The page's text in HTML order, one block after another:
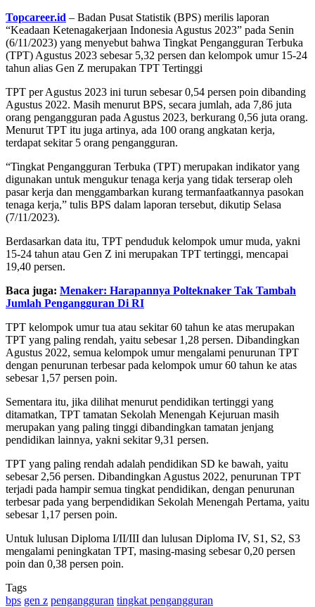
Topcareer.id – Badan Pusat Statistik (BPS) merilis laporan
“Keadaan Ketenagakerjaan Indonesia Agustus 2023” pada Senin
(6/11/2023) yang menyebut bahwa Tingkat Pengangguran Terbuka
(TPT) Agustus 2023 sebesar 5,32 persen dan kelompok umur 15-24
tahun alias Gen Z merupakan TPT Tertinggi
TPT per Agustus 2023 ini turun sebesar 0,54 persen poin dibanding
Agustus 2022. Masih menurut BPS, secara jumlah, ada 7,86 juta
orang pengangguran pada Agustus 2023, berkurang 0,56 juta orang.
Menurut TPT itu juga artinya, ada 100 orang angkatan kerja,
terdapat sekitar 5 orang pengangguran.
“Tingkat Pengangguran Terbuka (TPT) merupakan indikator yang
digunakan untuk mengukur tenaga kerja yang tidak terserap oleh
pasar kerja dan menggambarkan kurang termanfaatkannya pasokan
tenaga kerja,” tulis BPS dalam laporan tersebut, dikutip Selasa
(7/11/2023).
Berdasarkan data itu, TPT penduduk kelompok umur muda, yakni
15-24 tahun atau Gen Z ini merupakan TPT tertinggi, mencapai
19,40 persen.
Baca juga: Menaker: Harapannya Polteknaker Tak Tambah
Jumlah Pengangguran Di RI
TPT kelompok umur tua atau sekitar 60 tahun ke atas merupakan
TPT yang paling rendah, yaitu sebesar 1,28 persen. Dibandingkan
Agustus 2022, semua kelompok umur mengalami penurunan TPT
dengan penurunan terbesar pada kelompok umur 60 tahun ke atas
sebesar 1,57 persen poin.
Sementara itu, jika dilihat menurut pendidikan tertinggi yang
ditamatkan, TPT tamatan Sekolah Menengah Kejuruan masih
merupakan yang paling tinggi dibandingkan tamatan jenjang
pendidikan lainnya, yakni sekitar 9,31 persen.
TPT yang paling rendah adalah pendidikan SD ke bawah, yaitu
sebesar 2,56 persen. Dibandingkan Agustus 2022, penurunan TPT
terjadi pada hampir semua tingkat pendidikan, dengan penurunan
terbesar pada yang berpendidikan Sekolah Menengah Pertama, yaitu
sebesar 1,17 persen poin.
Untuk lulusan Diploma I/II/III dan lulusan Diploma IV, S1, S2, S3
mengalami peningkatan TPT, masing-masing sebesar 0,20 persen
poin dan 0,38 persen poin.
Tags
bps gen z pengangguran tingkat pengangguran